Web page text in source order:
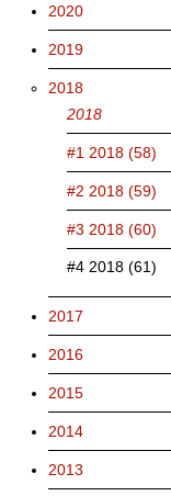
2020
2019
2018
2018
#1 2018 (58)
#2 2018 (59)
#3 2018 (60)
#4 2018 (61)
2017
2016
2015
2014
2013